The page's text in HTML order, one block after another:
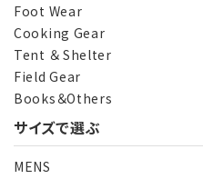
Foot Wear
Cooking Gear
Tent ＆ Shelter
Field Gear
Books＆Others
サイズで選ぶ
MENS